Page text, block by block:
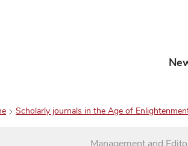
Scholarly journals in the Age of